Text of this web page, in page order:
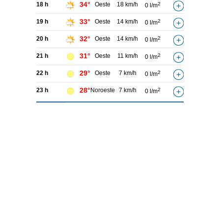
18 h 34° Oeste 18 km/h 0 l/m2
19 h 33° Oeste 14 km/h 0 l/m2
20 h 32° Oeste 14 km/h 0 l/m2
21 h 31° Oeste 11 km/h 0 l/m2
22 h 29° Oeste 7 km/h 0 l/m2
23 h 28° Noroeste 7 km/h 0 l/m2